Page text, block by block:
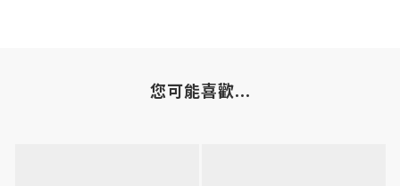
您可能喜歡...